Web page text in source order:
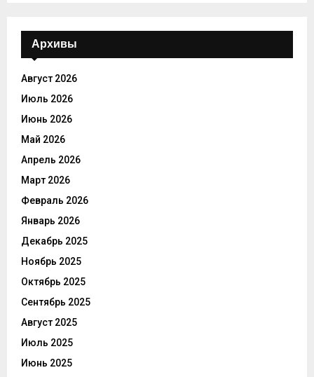
Архивы
Август 2026
Июль 2026
Июнь 2026
Май 2026
Апрель 2026
Март 2026
Февраль 2026
Январь 2026
Декабрь 2025
Ноябрь 2025
Октябрь 2025
Сентябрь 2025
Август 2025
Июль 2025
Июнь 2025